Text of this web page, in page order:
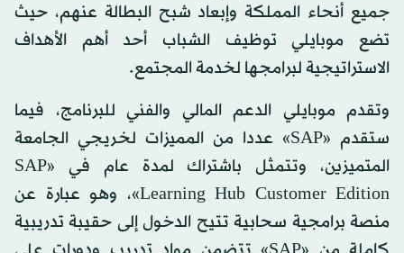
جميع أنحاء المملكة وإبعاد شبح البطالة عنهم، حيث
تضع موبايلي توظيف الشباب أحد أهم الأهداف
الاستراتيجية لبرامجها لخدمة المجتمع.
وتقدم موبايلي الدعم المالي والفني للبرنامج، فيما
ستقدم «SAP» عددا من المميزات لخريجي الجامعة
المتميزين، وتتمثل باشتراك لمدة عام في «SAP
Learning Hub Customer Edition»، وهو عبارة عن
منصة برامجية سحابية تتيح الدخول إلى حقيبة تدريبية